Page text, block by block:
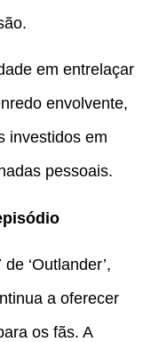
em entrelaçar
envolvente,
investidos em
pessoais.
‘Outlander’,
a oferecer
os fãs. A